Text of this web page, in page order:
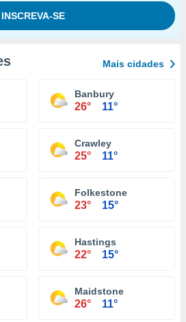
Mais cidades
Banbury
26° 11°
Crawley
25° 11°
Folkestone
23° 15°
Hastings
22° 15°
Maidstone
26° 11°